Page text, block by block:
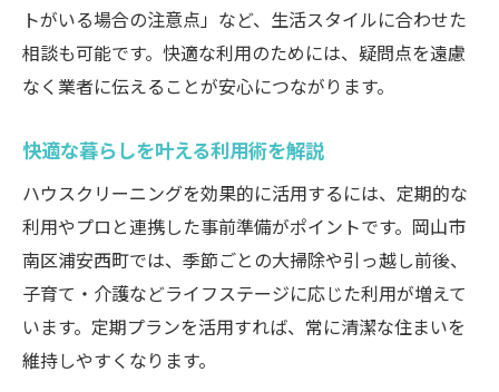
トがいる場合の注意点」など、生活スタイルに合わせた
相談も可能です。快適な利用のためには、疑問点を遠慮
なく業者に伝えることが安心につながります。
快適な暮らしを叶える利用術を解説
ハウスクリーニングを効果的に活用するには、定期的な
利用やプロと連携した事前準備がポイントです。岡山市
南区浦安西町では、季節ごとの大掃除や引っ越し前後、
子育て・介護などライフステージに応じた利用が増えて
います。定期プランを活用すれば、常に清潔な住まいを
維持しやすくなります。